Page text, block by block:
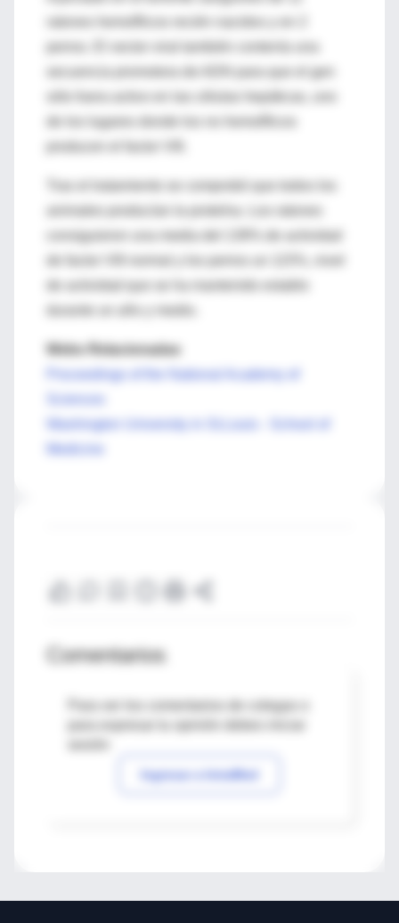
secuencia promotora de ADN para que el gen
de los lugares donde los no hemofílicos
consiguieron una media del 139% de actividad
Webs Relacionadas
Proceedings of the National Academy of
Washington University in St.Louis - School of
Comentarios
Para ver los comentarios de colegas o
Ingresar a IntraMed